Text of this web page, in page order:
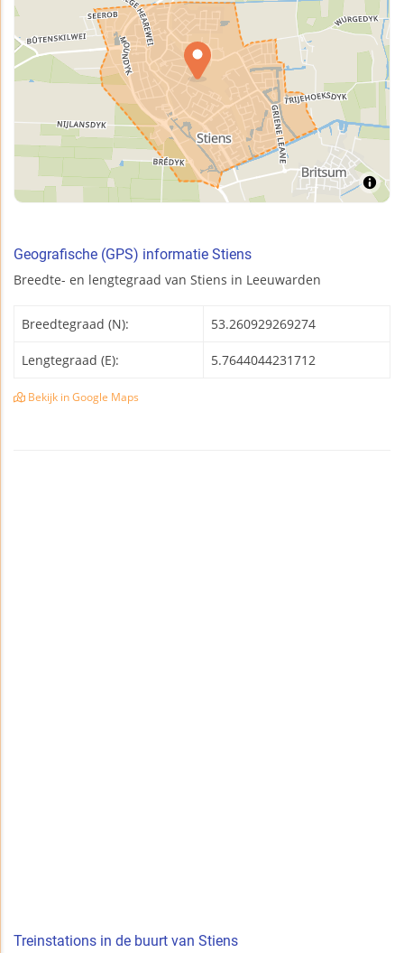
Geografische (GPS) informatie Stiens
Breedte- en lengtegraad van Stiens in Leeuwarden
Breedtegraad (N): 53.260929269274
Lengtegraad (E): 5.7644044231712
Bekijk in Google Maps
Treinstations in de buurt van Stiens